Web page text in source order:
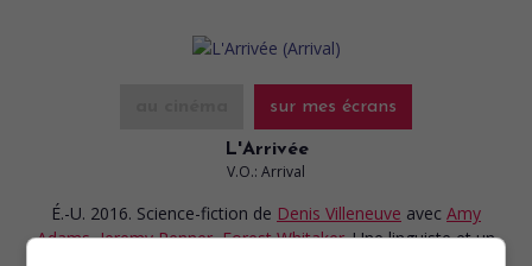
sur mes écrans
L'Arrivée
V.O.: Arrival
É.-U. 2016. Science-fiction de Denis Villeneuve avec Amy
Adams,Jeremy Renner,Forest Whitaker. Une linguiste et un